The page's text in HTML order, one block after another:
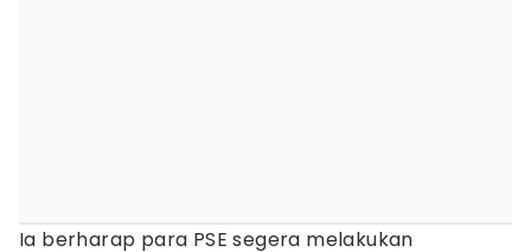
Ia berharap para PSE segera melakukan